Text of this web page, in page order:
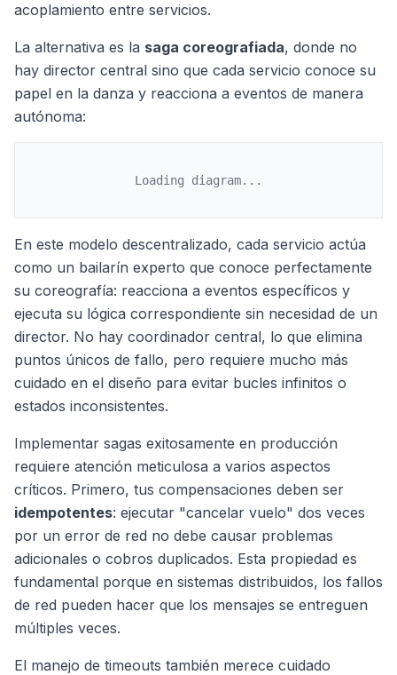
acoplamiento entre servicios.
La alternativa es la saga coreografiada, donde no
hay director central sino que cada servicio conoce su
papel en la danza y reacciona a eventos de manera
autónoma:
Loading diagram...
En este modelo descentralizado, cada servicio actúa
como un bailarín experto que conoce perfectamente
su coreografía: reacciona a eventos específicos y
ejecuta su lógica correspondiente sin necesidad de un
director. No hay coordinador central, lo que elimina
puntos únicos de fallo, pero requiere mucho más
cuidado en el diseño para evitar bucles infinitos o
estados inconsistentes.
Implementar sagas exitosamente en producción
requiere atención meticulosa a varios aspectos
críticos. Primero, tus compensaciones deben ser
idempotentes: ejecutar "cancelar vuelo" dos veces
por un error de red no debe causar problemas
adicionales o cobros duplicados. Esta propiedad es
fundamental porque en sistemas distribuidos, los fallos
de red pueden hacer que los mensajes se entreguen
múltiples veces.
El manejo de timeouts también merece cuidado